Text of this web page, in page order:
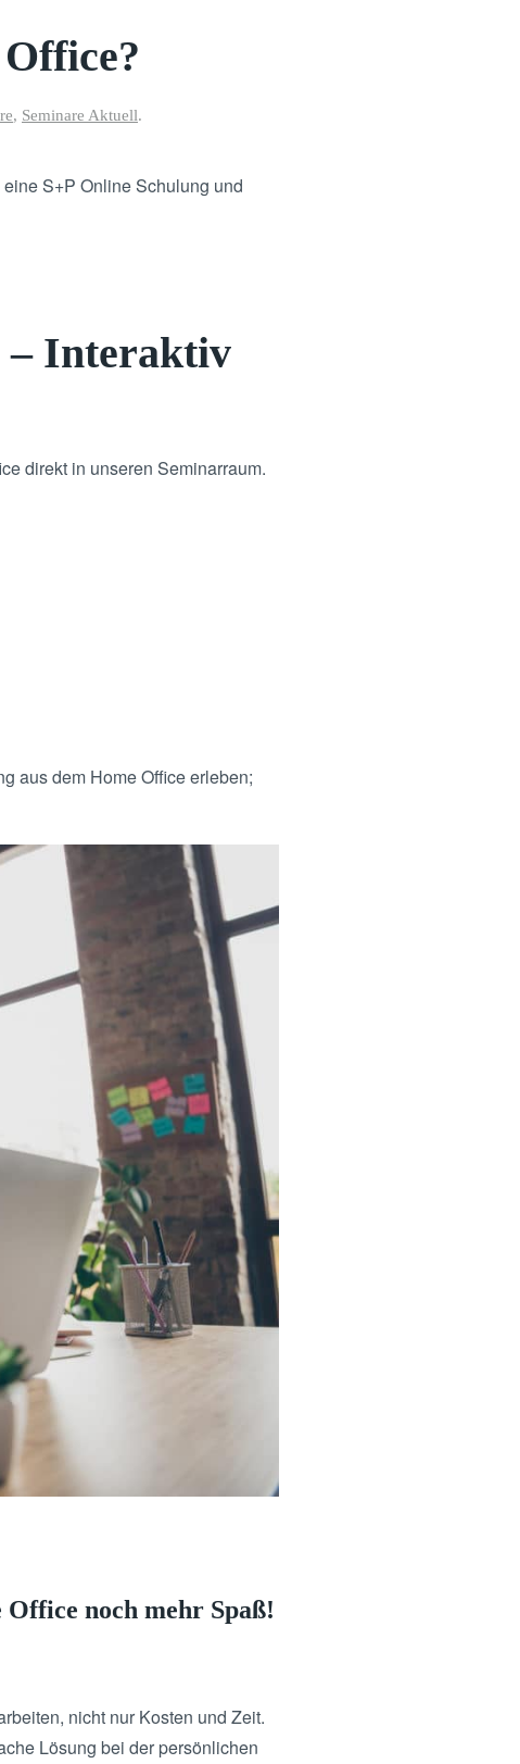
, Seminare Aktuell.
S+P Online Schulung und
– Interaktiv
direkt in unseren Seminarraum.
aus dem Home Office erleben;
noch mehr Spaß!
nicht nur Kosten und Zeit.
Lösung bei der persönlichen